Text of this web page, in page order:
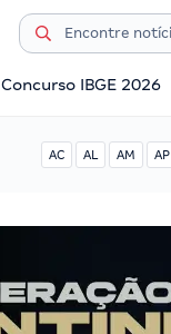
Concurso IBGE 2026
AC AL AM AP